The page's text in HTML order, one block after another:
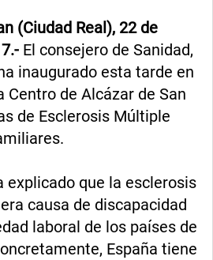
(Ciudad Real), 22 de
El consejero de Sanidad,
inaugurado esta tarde en
Centro de Alcázar de San
de Esclerosis Múltiple
explicado que la esclerosis
causa de discapacidad
laboral de los países de
España tiene